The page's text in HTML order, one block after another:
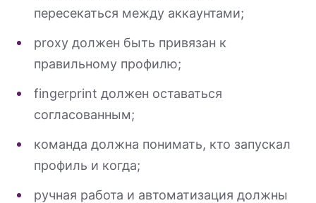
пересекаться между аккаунтами;
proxy должен быть привязан к
правильному профилю;
fingerprint должен оставаться
согласованным;
команда должна понимать, кто запускал
профиль и когда;
ручная работа и автоматизация должны